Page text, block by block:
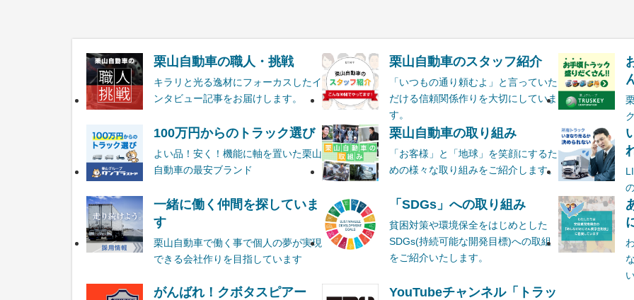
栗山自動車の職人・挑戦
キラリと光る逸材にフォーカスしたイ
ンタビュー記事をお届けします。
栗山自動車のスタッフ紹介
「いつもの通り頼むよ」と言っていた
だける信頼関係作りを大切にしていま
す。
100万円からのトラック選び
よい品！安く！機能に軸を置いた栗山
自動車の最安ブランド
栗山自動車の取り組み
「お客様」と「地球」を笑顔にするた
めの様々な取り組みをご紹介します。
一緒に働く仲間を探していま
す
栗山自動車で働く事で個人の夢が実現
できる会社作りを目指しています
「SDGs」への取り組み
貧困対策や環境保全をはじめとした
SDGs(持続可能な開発目標)への取組
をご紹介いたします。
がんばれ！クボタスピアー
YouTubeチャンネル「トラッ